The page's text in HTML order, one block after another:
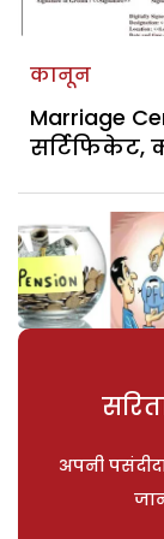
कानून
Marriage
सर्टिफिकेट,
अपनी